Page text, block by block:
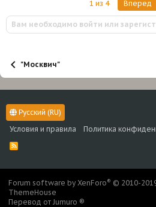
и
и
:
1 из 4 Вперед
Вам необходимо войти или
"Москвич"
Русский (RU)
Условия и правила
Политика
R
S
Forum software by XenForo® © 2010-
ThemeHouse
Перевод от Jumuro ®